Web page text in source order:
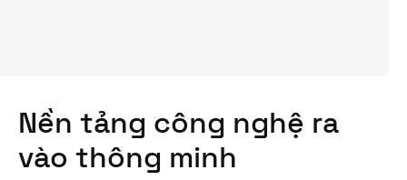
Japanese
Nền tảng công nghệ ra
vào thông minh